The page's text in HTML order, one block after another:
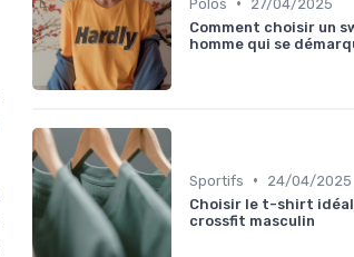
Polos
27/04/2025
Comment choisir un
homme qui se
Sportifs •
24/04/2025
Choisir le t-shirt idéal
crossfit masculin